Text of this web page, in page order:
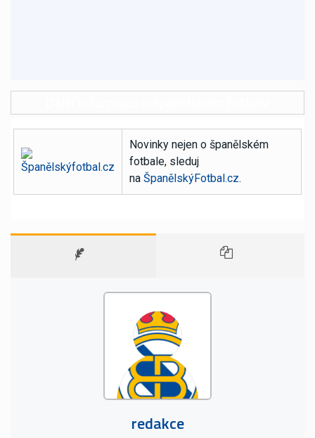
Novinky nejen o španělském
fotbale, sleduj
na ŠpanělskýFotbal.cz.
redakce